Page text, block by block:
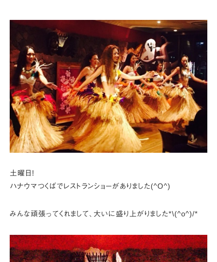
土曜日!
ハナウマつくばでレストランショーがありました(^O^)
みんな頑張ってくれまして、大いに盛り上がりました*\(^o^)/*